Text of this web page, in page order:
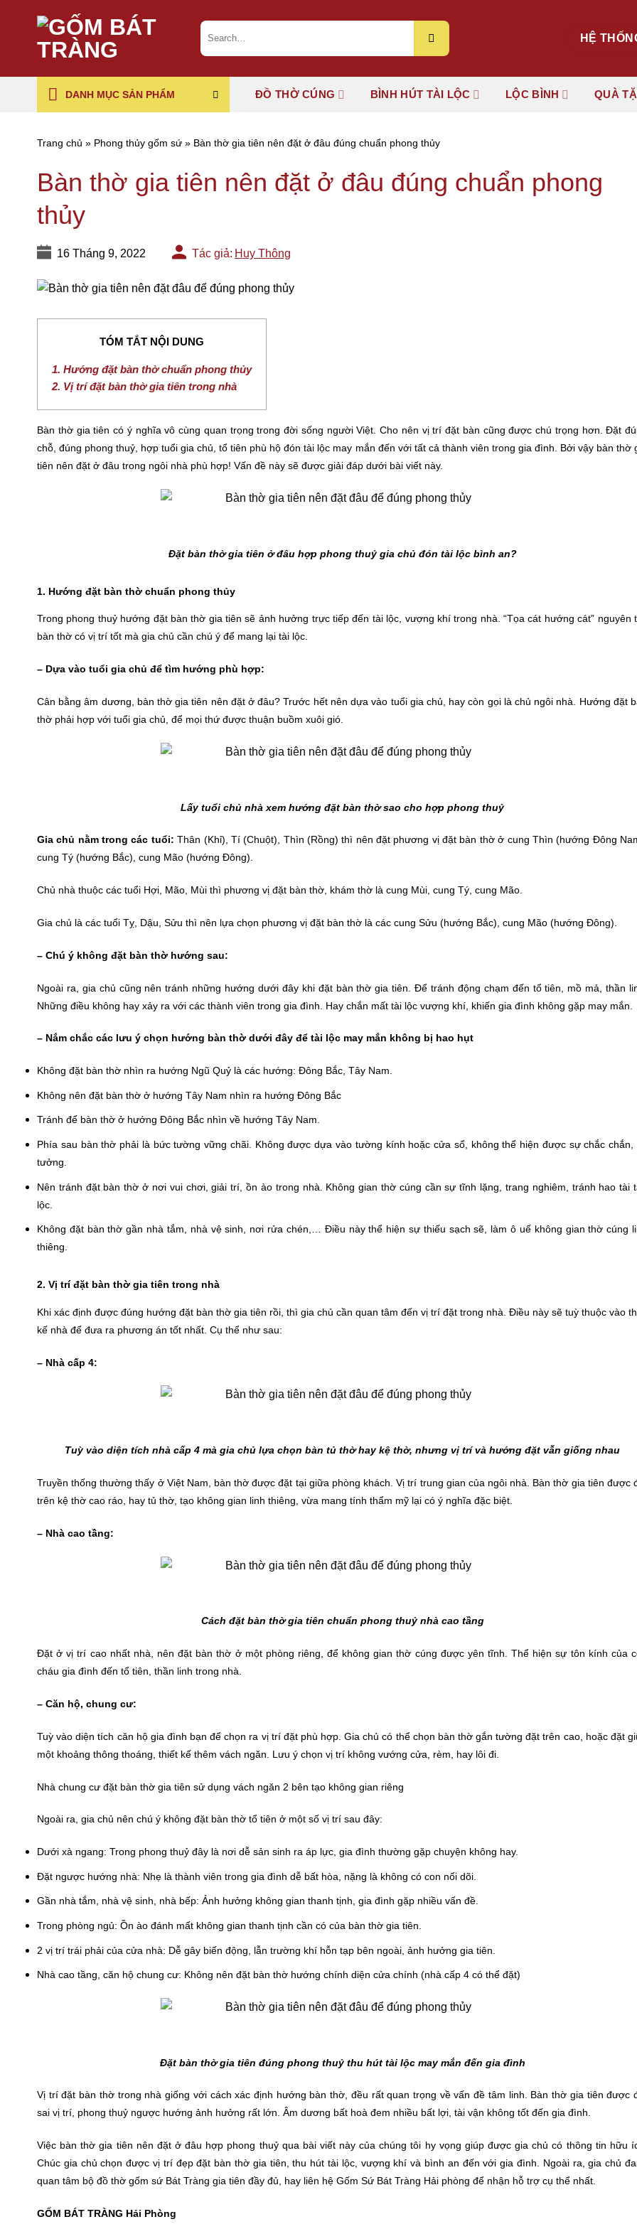
Search
for:
HỆ
DANH MỤC SẢN PHẨM ĐỒ THỜ CÚNG BÌNH HÚT TÀI LỘC LỘC BÌNH QUÀ
Trang chủ » Phong thủy gốm sứ » Bàn thờ gia tiên nên đặt ở đâu đúng chuẩn phong thủy
Bàn thờ gia tiên nên đặt ở đâu đúng chuẩn phong
thủy
16 Tháng 9, 2022 Tác giả: Huy Thông
TÓM TẮT NỘI DUNG
1. Hướng đặt bàn thờ chuẩn phong thủy
2. Vị trí đặt bàn thờ gia tiên trong nhà
Bàn thờ gia tiên có ý nghĩa vô cùng quan trọng trong đời sống người Việt. Cho nên vị trí đặt bàn cũng được chú trọng hơn. Đặt
chỗ, đúng phong thuỷ, hợp tuổi gia chủ, tổ tiên phù hộ đón tài lộc may mắn đến với tất cả thành viên trong gia đình. Bởi vậy bàn thờ
tiên nên đặt ở đâu trong ngôi nhà phù hợp! Vấn đề này sẽ được giải đáp dưới bài viết này.
Đặt bàn thờ gia tiên ở đâu hợp phong thuỷ gia chủ đón tài lộc bình an?
1. Hướng đặt bàn thờ chuẩn phong thủy
Trong phong thuỷ hướng đặt bàn thờ gia tiên sẽ ảnh hưởng trực tiếp đến tài lộc, vượng khí trong nhà. “Tọa cát hướng cát” nguyên
bàn thờ có vị trí tốt mà gia chủ cần chú ý để mang lại tài lộc.
– Dựa vào tuổi gia chủ để tìm hướng phù hợp:
Cân bằng âm dương, bàn thờ gia tiên nên đặt ở đâu? Trước hết nên dựa vào tuổi gia chủ, hay còn gọi là chủ ngôi nhà. Hướng đặt
thờ phải hợp với tuổi gia chủ, để mọi thứ được thuận buồm xuôi gió.
Lấy tuổi chủ nhà xem hướng đặt bàn thờ sao cho hợp phong thuỷ
Gia chủ nằm trong các tuổi:Thân (Khỉ), Tí (Chuột), Thìn (Rồng) thì nên đặt phương vị đặt bàn thờ ở cung Thìn (hướng Đông
cung Tý (hướng Bắc), cung Mão (hướng Đông).
Chủ nhà thuộc các tuổi Hợi, Mão, Mùi thì phương vị đặt bàn thờ, khám thờ là cung Mùi, cung Tý, cung Mão.
Gia chủ là các tuổi Tỵ, Dậu, Sửu thì nên lựa chọn phương vị đặt bàn thờ là các cung Sửu (hướng Bắc), cung Mão (hướng Đông).
– Chú ý không đặt bàn thờ hướng sau:
Ngoài ra, gia chủ cũng nên tránh những hướng dưới đây khi đặt bàn thờ gia tiên. Để tránh động chạm đến tổ tiên, mồ mả, thần
Những điều không hay xảy ra với các thành viên trong gia đình. Hay chắn mất tài lộc vượng khí, khiến gia đình không gặp may mắn.
– Nắm chắc các lưu ý chọn hướng bàn thờ dưới đây để tài lộc may mắn không bị hao hụt
Không đặt bàn thờ nhìn ra hướng Ngũ Quỷ là các hướng: Đông Bắc, Tây Nam.
Không nên đặt bàn thờ ở hướng Tây Nam nhìn ra hướng Đông Bắc
Tránh để bàn thờ ở hướng Đông Bắc nhìn về hướng Tây Nam.
Phía sau bàn thờ phải là bức tường vững chãi. Không được dựa vào tường kính hoặc cửa sổ, không thể hiện được sự chắc chắn,
tưởng.
Nên tránh đặt bàn thờ ở nơi vui chơi, giải trí, ồn ào trong nhà. Không gian thờ cúng cần sự tĩnh lặng, trang nghiêm, tránh hao tài
lộc.
Không đặt bàn thờ gần nhà tắm, nhà vệ sinh, nơi rửa chén,… Điều này thể hiện sự thiếu sạch sẽ, làm ô uế không gian thờ cúng
thiêng.
2. Vị trí đặt bàn thờ gia tiên trong nhà
Khi xác định được đúng hướng đặt bàn thờ gia tiên rồi, thì gia chủ cần quan tâm đến vị trí đặt trong nhà. Điều này sẽ tuỳ thuộc vào
kế nhà để đưa ra phương án tốt nhất. Cụ thể như sau:
– Nhà cấp 4:
Tuỳ vào diện tích nhà cấp 4 mà gia chủ lựa chọn bàn tủ thờ hay kệ thờ, nhưng vị trí và hướng đặt vẫn giống nhau
Truyền thống thường thấy ở Việt Nam, bàn thờ được đặt tại giữa phòng khách. Vị trí trung gian của ngôi nhà. Bàn thờ gia tiên được
trên kệ thờ cao ráo, hay tủ thờ, tạo không gian linh thiêng, vừa mang tính thẩm mỹ lại có ý nghĩa đặc biệt.
– Nhà cao tầng:
Cách đặt bàn thờ gia tiên chuẩn phong thuỷ nhà cao tầng
Đặt ở vị trí cao nhất nhà, nên đặt bàn thờ ở một phòng riêng, để không gian thờ cúng được yên tĩnh. Thể hiện sự tôn kính của
cháu gia đình đến tổ tiên, thần linh trong nhà.
– Căn hộ, chung cư:
Tuỳ vào diện tích căn hộ gia đình bạn để chọn ra vị trí đặt phù hợp. Gia chủ có thể chọn bàn thờ gắn tường đặt trên cao, hoặc đặt
một khoảng thông thoáng, thiết kế thêm vách ngăn. Lưu ý chọn vị trí không vướng cửa, rèm, hay lôi đi.
Nhà chung cư đặt bàn thờ gia tiên sử dụng vách ngăn 2 bên tạo không gian riêng
Ngoài ra, gia chủ nên chú ý không đặt bàn thờ tổ tiên ở một số vị trí sau đây:
Dưới xà ngang: Trong phong thuỷ đây là nơi dễ sản sinh ra áp lực, gia đình thường gặp chuyện không hay.
Đặt ngược hướng nhà: Nhẹ là thành viên trong gia đình dễ bất hòa, nặng là không có con nối dõi.
Gần nhà tắm, nhà vệ sinh, nhà bếp: Ảnh hưởng không gian thanh tịnh, gia đình gặp nhiều vấn đề.
Trong phòng ngủ: Ồn ào đánh mất không gian thanh tịnh cần có của bàn thờ gia tiên.
2 vị trí trái phải của cửa nhà: Dễ gây biến động, lẫn trường khí hỗn tạp bên ngoài, ảnh hưởng gia tiên.
Nhà cao tầng, căn hộ chung cư: Không nên đặt bàn thờ hướng chính diện cửa chính (nhà cấp 4 có thể đặt)
Đặt bàn thờ gia tiên đúng phong thuỷ thu hút tài lộc may mắn đến gia đình
Vị trí đặt bàn thờ trong nhà giống với cách xác định hướng bàn thờ, đều rất quan trọng về vấn đề tâm linh. Bàn thờ gia tiên được
sai vị trí, phong thuỷ ngược hướng ảnh hưởng rất lớn. Âm dương bất hoà đem nhiều bất lợi, tài vận không tốt đến gia đình.
Việc bàn thờ gia tiên nên đặt ở đâu hợp phong thuỷ qua bài viết này của chúng tôi hy vọng giúp được gia chủ có thông tin hữu
Chúc gia chủ chọn được vị trí đẹp đặt bàn thờ gia tiên, thu hút tài lộc, vượng khí và bình an đến với gia đình. Ngoài ra, gia chủ
quan tâm bộ đồ thờ gốm sứ Bát Tràng gia tiên đầy đủ, hay liên hệ Gốm Sứ Bát Tràng Hải phòng để nhận hỗ trợ cụ thể nhất.
GỐM BÁT TRÀNG Hải Phòng